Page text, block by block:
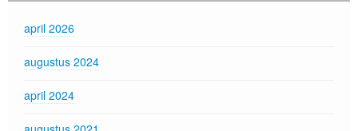
april 2026
augustus 2024
april 2024